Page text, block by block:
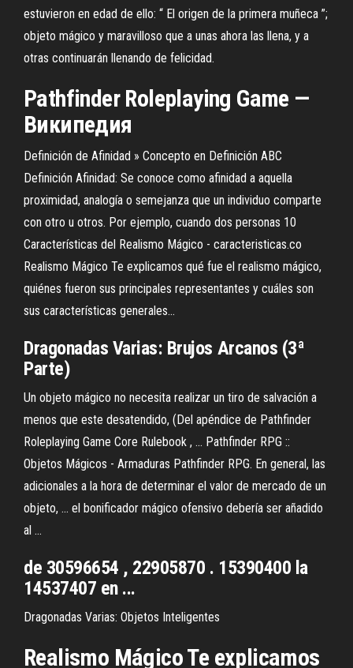
estuvieron en edad de ello: “ El origen de la primera muñeca ”;
objeto mágico y maravilloso que a unas ahora las llena, y a
otras continuarán llenando de felicidad.
PathfinderRoleplaying Game —
Википедия
Definición de Afinidad » Concepto en Definición ABC
Definición Afinidad: Se conoce como afinidad a aquella
proximidad, analogía o semejanza que un individuo comparte
con otro u otros. Por ejemplo, cuando dos personas 10
Características del Realismo Mágico - caracteristicas.co
Realismo Mágico Te explicamos qué fue el realismo mágico,
quiénes fueron sus principales representantes y cuáles son
sus características generales...
Dragonadas Varias: Brujos Arcanos (3ª
Parte)
Un objeto mágico no necesita realizar un tiro de salvación a
menos que este desatendido, (Del apéndice de Pathfinder
Roleplaying Game Core Rulebook , ... Pathfinder RPG ::
Objetos Mágicos - Armaduras Pathfinder RPG. En general, las
adicionales a la hora de determinar el valor de mercado de un
objeto, ... el bonificador mágico ofensivo debería ser añadido
al ...
de 30596654 , 22905870 . 15390400 la
14537407 en ...
Dragonadas Varias: Objetos Inteligentes
Realismo Mágico Te explicamos